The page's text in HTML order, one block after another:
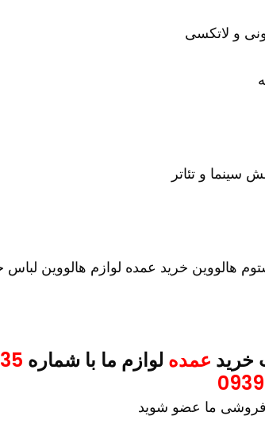
و لاتکسی
سینما و تئاتر
هالووین خرید عمده لوازم هالووین لباس
عمده لوازم ما با شماره
فروشی ما عضو شوید